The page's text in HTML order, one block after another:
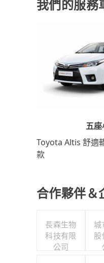
我們的服務
五
Toyota Altis 舒適
款
合作夥伴＆
長森生物
科技有限
公司
城
股